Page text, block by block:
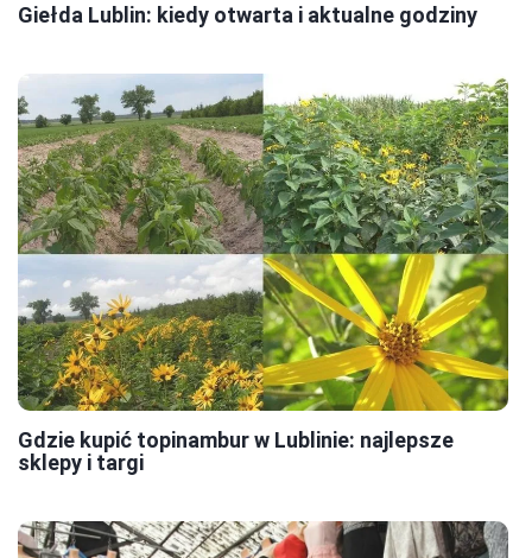
Giełda Lublin: kiedy otwarta i aktualne godziny
Gdzie kupić topinambur w Lublinie: najlepsze
sklepy i targi